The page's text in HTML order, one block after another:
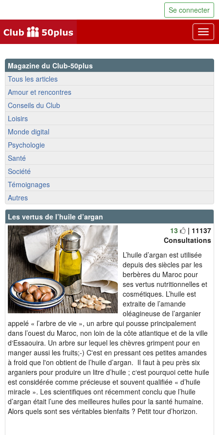
Se connecter
Magazine du Club-50plus
Tous les articles
Amour et rencontres
Conseils du Club
Loisirs
Monde digital
Psychologie
Santé
Société
Témoignages
Autres
Les vertus de l’huile d’argan
13
| 11137
Consultations
L’huile d’argan est utilisée
depuis des siècles par les
berbères du Maroc pour
ses vertus nutritionnelles et
cosmétiques. L’huile est
extraite de l’amande
oléagineuse de l’arganier
appelé « l’arbre de vie », un arbre qui pousse principalement
dans l’ouest du Maroc, non loin de la côte atlantique et de la ville
d‘Essaouira. Un arbre sur lequel les chèvres grimpent pour en
manger aussi les fruits;-) C'est en pressant ces petites amandes
à froid que l'on obtient de l’huile d’argan. Il faut à peu près six
arganiers pour produire un litre d’huile ; c‘est pourquoi cette huile
est considérée comme précieuse et souvent qualifiée « d’huile
miracle ». Les scientifiques ont récemment conclu que l’huile
d’argan était l’une des meilleures huiles pour la santé humaine.
Alors quels sont ses véritables bienfaits ? Petit tour d’horizon.